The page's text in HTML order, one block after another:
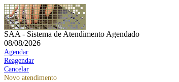
SAA - Sistema de Atendimento Agendado
08/08/2026
Agendar
Reagendar
Cancelar
Novo atendimento